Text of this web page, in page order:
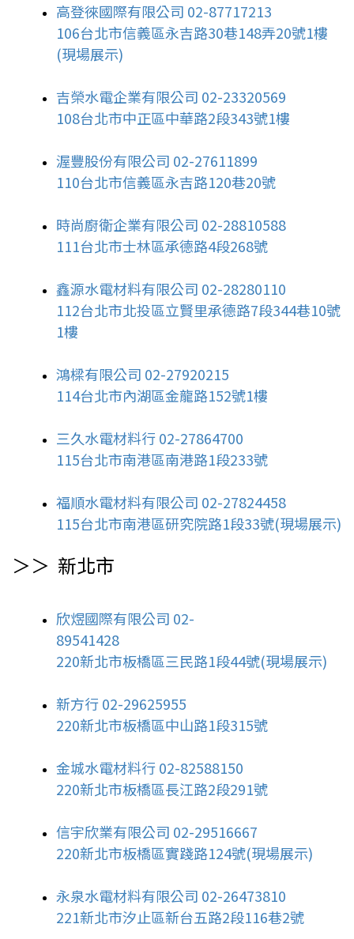
高登徠國際有限公司 02-87717213
106台北市信義區永吉路30巷148弄20號1樓
(現場展示)
吉榮水電企業有限公司 02-23320569
108台北市中正區中華路2段343號1樓
渥豐股份有限公司 02-27611899
110台北市信義區永吉路120巷20號
時尚廚衛企業有限公司 02-28810588
111台北市士林區承德路4段268號
鑫源水電材料有限公司 02-28280110
112台北市北投區立賢里承德路7段344巷10號
1樓
鴻樑有限公司 02-27920215
114台北市內湖區金龍路152號1樓
三久水電材料行 02-27864700
115台北市南港區南港路1段233號
福順水電材料有限公司 02-27824458
115台北市南港區研究院路1段33號(現場展示)
＞＞ 新北市
欣煜國際有限公司 02-
89541428
220新北市板橋區三民路1段44號(現場展示)
新方行 02-29625955
220新北市板橋區中山路1段315號
金城水電材料行 02-82588150
220新北市板橋區長江路2段291號
信宇欣業有限公司 02-29516667
220新北市板橋區實踐路124號(現場展示)
永泉水電材料有限公司 02-26473810
221新北市汐止區新台五路2段116巷2號